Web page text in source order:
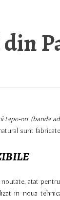
tape-on (banda
sunt
atat
in noua